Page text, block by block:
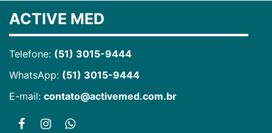
ACTIVE MED
Telefone: (51) 3015-9444
WhatsApp: (51) 3015-9444
E-mail: contato@activemed.com.br